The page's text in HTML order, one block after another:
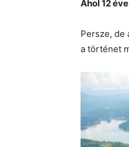
Ahol 12
Persze, de
a történet